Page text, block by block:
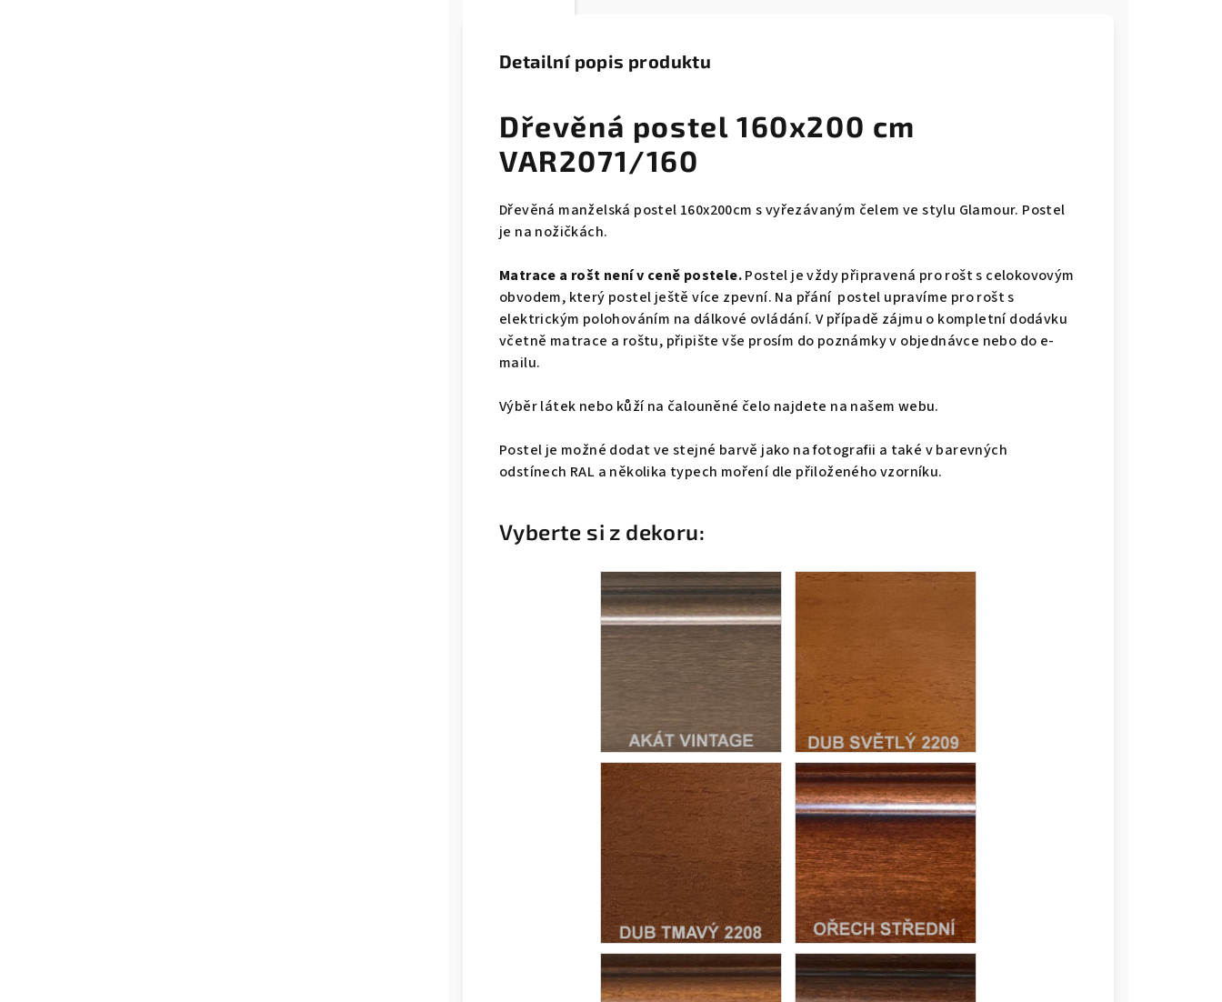
Detailní popis produktu
Dřevěná postel 160x200 cm
VAR2071/160
Dřevěná manželská postel 160x200cm s vyřezávaným čelem ve stylu Glamour. Postel
je na nožičkách.
Matrace a rošt není v ceně postele.Postel je vždy připravená pro rošt s celokovovým
obvodem, který postel ještě více zpevní. Na přání postel upravíme pro rošt s
elektrickým polohováním na dálkové ovládání. V případě zájmu o kompletní dodávku
včetně matrace a roštu, připište vše prosím do poznámky v objednávce nebo do e-
mailu.
Výběr látek nebo kůží na čalouněné čelo najdete na našem webu.
Postel je možné dodat ve stejné barvě jako na fotografii a také v barevných
odstínech RAL a několika typech moření dle přiloženého vzorníku.
Vyberte si z dekoru: